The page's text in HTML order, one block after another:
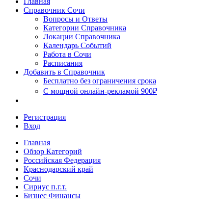
Сочи
Справочник Сочи
Вопросы и Ответы
Категории Справочника
Локации Справочника
Календарь Событий
Работа в Сочи
Расписания
Добавить в Справочник
Бесплатно без ограничения срока
С мощной онлайн-рекламой 900₽
Регистрация
Вход
Главная
Обзор Категорий
Российская Федерация
Краснодарский край
Сочи
Сириус п.г.т.
Бизнес Финансы